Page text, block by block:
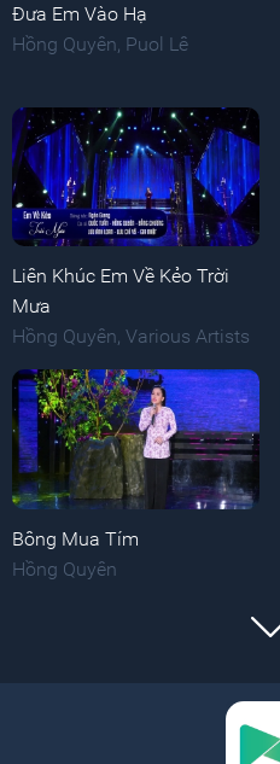
Đưa Em Vào Hạ
Hồng Quyên Puol Lê
Liên Khúc Em Về Kẻo Trời
Mưa
Hồng Quyên, Various Artists
Bông Mua Tím
Hồng Quyên